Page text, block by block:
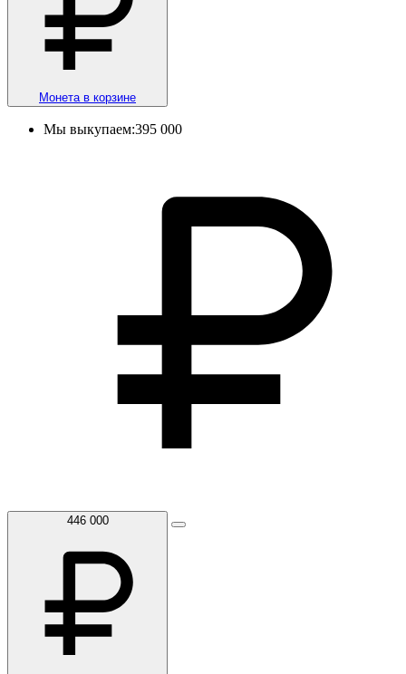
Монета в корзине
Мы выкупаем:395 000
446 000